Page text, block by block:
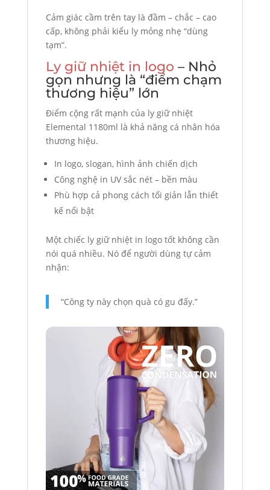
Cảm giác cầm trên tay là đầm – chắc – cao
cấp, không phải kiểu ly mỏng nhẹ “dùng
tạm”.
Ly giữ nhiệt in logo – Nhỏ
gọn nhưng là “điểm chạm
thương hiệu” lớn
Điểm cộng rất mạnh của ly giữ nhiệt
Elemental 1180ml là khả năng cá nhân hóa
thương hiệu.
In logo, slogan, hình ảnh chiến dịch
Công nghệ in UV sắc nét – bền màu
Phù hợp cả phong cách tối giản lẫn thiết
kế nổi bật
Một chiếc ly giữ nhiệt in logo tốt không cần
nói quá nhiều. Nó để người dùng tự cảm
nhận:
“Công ty này chọn quà có gu đấy.”